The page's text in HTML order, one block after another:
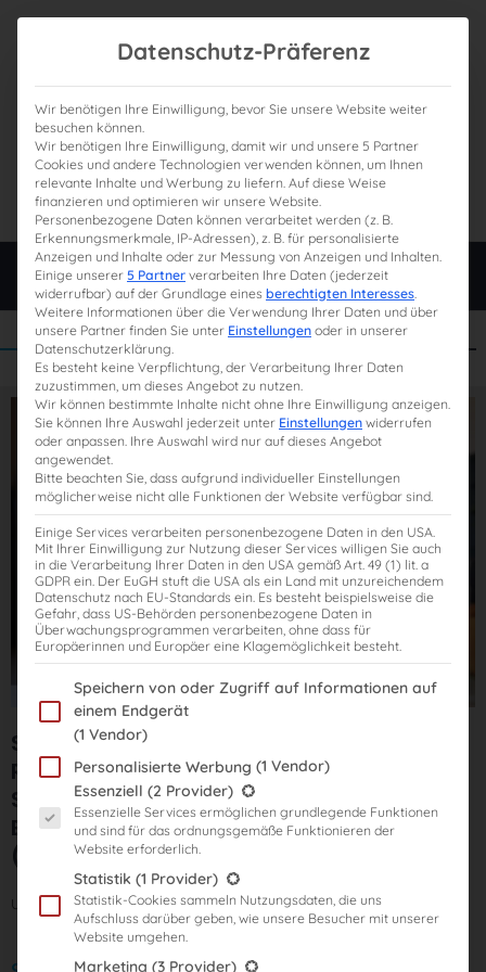
0
Gesamtpreis
0,00 €
StB-Examenstraining: Dein
Rettungsanker bis zur
Steuerberaterprüfung inkl.
Bibiliothekszugriff zu allen Webinaren
(Tax Coach)
Uhrzeit: jew.von19:00 Uhr bis 20:30 Uhr
Datenschutz-Präferenz
Wir benötigen Ihre Einwilligung, bevor Sie unsere Website weiter
besuchen können.
Wir benötigen Ihre Einwilligung, damit wir und unsere 5 Partner
Cookies und andere Technologien verwenden können, um Ihnen
relevante Inhalte und Werbung zu liefern. Auf diese Weise
finanzieren und optimieren wir unsere Website.
Personenbezogene Daten können verarbeitet werden (z. B.
Erkennungsmerkmale, IP-Adressen), z. B. für personalisierte
Anzeigen und Inhalte oder zur Messung von Anzeigen und Inhalten.
Einige unserer 5 Partner verarbeiten Ihre Daten (jederzeit
widerrufbar) auf der Grundlage eines berechtigten Interesses.
Weitere Informationen über die Verwendung Ihrer Daten und über
unsere Partner finden Sie unter Einstellungen oder in unserer
Datenschutzerklärung.
Es besteht keine Verpflichtung, der Verarbeitung Ihrer Daten
zuzustimmen, um dieses Angebot zu nutzen.
Wir können bestimmte Inhalte nicht ohne Ihre Einwilligung anzeigen.
Sie können Ihre Auswahl jederzeit unter Einstellungen widerrufen
oder anpassen. Ihre Auswahl wird nur auf dieses Angebot
angewendet.
Bitte beachten Sie, dass aufgrund individueller Einstellungen
möglicherweise nicht alle Funktionen der Website verfügbar sind.
Einige Services verarbeiten personenbezogene Daten in den USA.
Mit Ihrer Einwilligung zur Nutzung dieser Services willigen Sie auch
in die Verarbeitung Ihrer Daten in den USA gemäß Art. 49 (1) lit. a
GDPR ein. Der EuGH stuft die USA als ein Land mit unzureichendem
Datenschutz nach EU-Standards ein. Es besteht beispielsweise die
Gefahr, dass US-Behörden personenbezogene Daten in
Überwachungsprogrammen verarbeiten, ohne dass für
Europäerinnen und Europäer eine Klagemöglichkeit besteht.
Im Folgenden finden Sie eine Liste der Zwecke des IAB
Speichern von oder Zugriff auf Informationen auf
einem Endgerät
(1 Vendor)
Personalisierte Werbung (1 Vendor)
Es folgt eine Liste der Service-Gruppen, für die eine Einwilligung
Essenziell (2 Provider)
Essenzielle Services ermöglichen grundlegende Funktionen
und sind für das ordnungsgemäße Funktionieren der
Website erforderlich.
Statistik (1 Provider)
Statistik-Cookies sammeln Nutzungsdaten, die uns
Aufschluss darüber geben, wie unsere Besucher mit unserer
Website umgehen.
Marketing (3 Provider)